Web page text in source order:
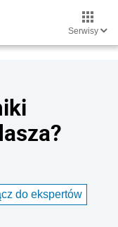
Serwisy
do ekspertów